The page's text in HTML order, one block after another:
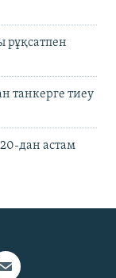
рұқсатпен
танкерге тиеу
дан астам